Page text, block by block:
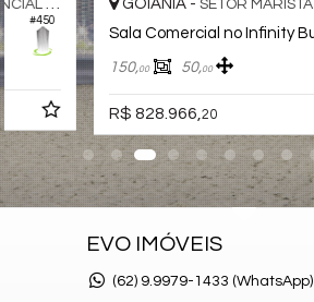
GOIÂNIA -SETOR MARISTA
Sala Comercial no Infinity Business
150,00 50,00
R$ 828.966,20
EVO IMÓVEIS
(62) 9.9979-1433 (WhatsApp)